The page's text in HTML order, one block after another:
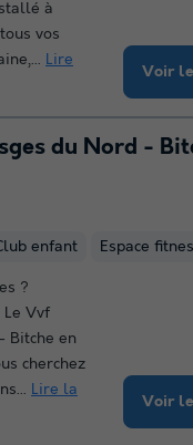
à
vos
Lire
Voir
du Nord -
enfant Espace
?
Le Vvf
Bitche en
cherchez
Lire la
Voir